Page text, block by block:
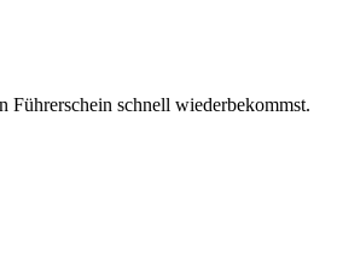
schnell wiederbekommst.